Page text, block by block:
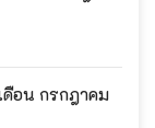
ดือน กรกฎาคม